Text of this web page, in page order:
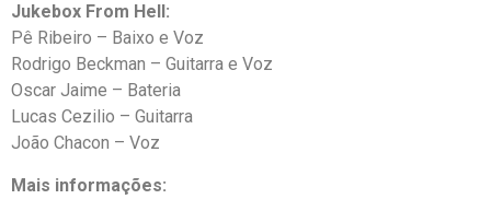
Jukebox From Hell:
Pê Ribeiro – Baixo e Voz
Rodrigo Beckman – Guitarra e Voz
Oscar Jaime – Bateria
Lucas Cezilio – Guitarra
João Chacon – Voz
Mais informações: